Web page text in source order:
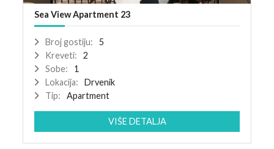
Sea View Apartment 23
Broj gostiju:
5
Kreveti:
2
Sobe:
1
Lokacija:
Drvenik
Tip:
Apartment
VIŠE DETALJA